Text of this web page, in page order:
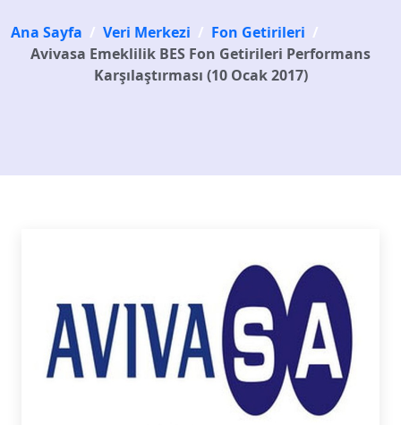
Ana Sayfa / Veri Merkezi / Fon Getirileri /
Avivasa Emeklilik BES Fon Getirileri Performans
Karşılaştırması (10 Ocak 2017)